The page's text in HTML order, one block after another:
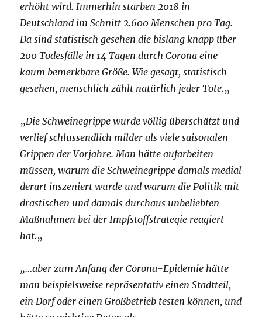
erhöht wird. Immerhin starben 2018 in
Deutschland im Schnitt 2.600 Menschen pro Tag.
Da sind statistisch gesehen die bislang knapp über
200 Todesfälle in 14 Tagen durch Corona eine
kaum bemerkbare Größe. Wie gesagt, statistisch
gesehen, menschlich zählt natürlich jeder Tote.„
„Die Schweinegrippe wurde völlig überschätzt und
verlief schlussendlich milder als viele saisonalen
Grippen der Vorjahre. Man hätte aufarbeiten
müssen, warum die Schweinegrippe damals medial
derart inszeniert wurde und warum die Politik mit
drastischen und damals durchaus unbeliebten
Maßnahmen bei der Impfstoffstrategie reagiert
hat.„
„…aber zum Anfang der Corona-Epidemie hätte
man beispielsweise repräsentativ einen Stadtteil,
ein Dorf oder einen Großbetrieb testen können, und